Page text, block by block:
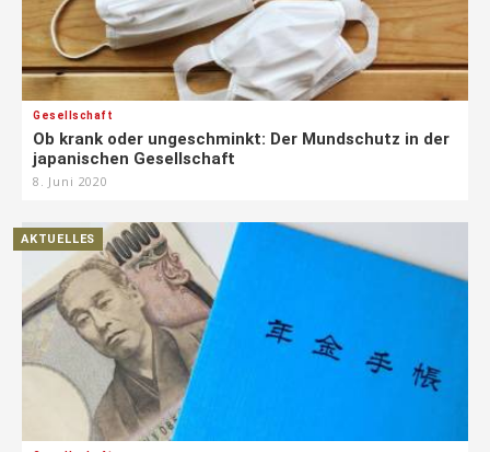
Gesellschaft
Ob krank oder ungeschminkt: Der Mundschutz in der
japanischen Gesellschaft
8. Juni 2020
AKTUELLES